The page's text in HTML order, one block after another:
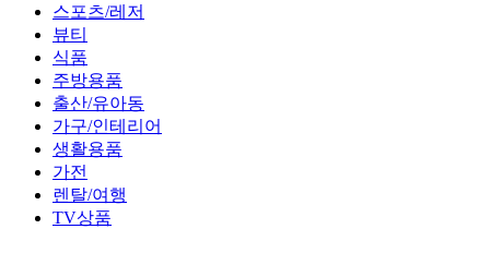
스포츠/레저
뷰티
식품
주방용품
출산/유아동
가구/인테리어
생활용품
가전
렌탈/여행
TV상품